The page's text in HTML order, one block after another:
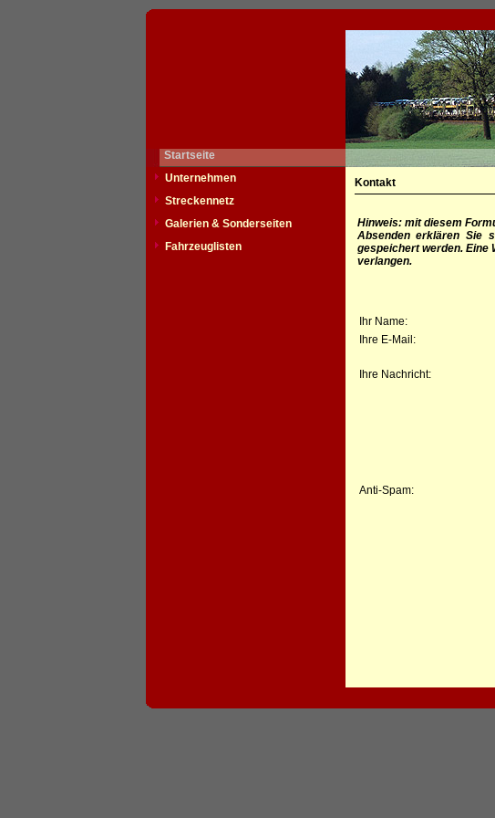
Startseite
Unternehmen
Streckennetz
Galerien & Sonderseiten
Fahrzeuglisten
Kontakt
Hinweis: mit diesem
Absenden erklären Sie
gespeichert werden. Eine
verlangen.
Ihr Name:
Ihre E-Mail:
Ihre Nachricht:
Anti-Spam: